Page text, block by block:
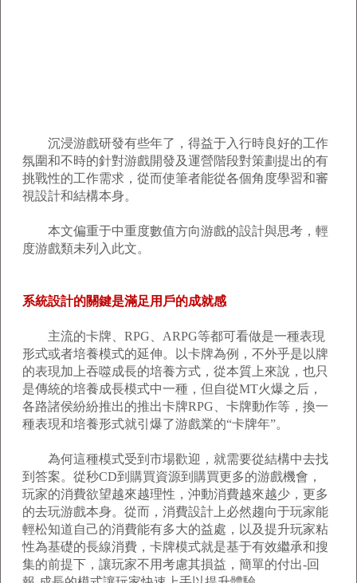
沉浸游戲研發有些年了，得益于入行時良好的工作
氛圍和不時的針對游戲開發及運營階段對策劃提出的有
挑戰性的工作需求，從而使筆者能從各個角度學習和審
視設計和結構本身。
本文偏重于中重度數值方向游戲的設計與思考，輕
度游戲類未列入此文。
系統設計的關鍵是滿足用戶的成就感
主流的卡牌、RPG、ARPG等都可看做是一種表現
形式或者培養模式的延伸。以卡牌為例，不外乎是以牌
的表現加上吞噬成長的培養方式，從本質上來說，也只
是傳統的培養成長模式中一種，但自從MT火爆之后，
各路諸侯紛紛推出的推出卡牌RPG、卡牌動作等，換一
種表現和培養形式就引爆了游戲業的“卡牌年”。
為何這種模式受到市場歡迎，就需要從結構中去找
到答案。從秒CD到購買資源到購買更多的游戲機會，
玩家的消費欲望越來越理性，沖動消費越來越少，更多
的去玩游戲本身。從而，消費設計上必然趨向于玩家能
輕松知道自己的消費能有多大的益處，以及提升玩家粘
性為基礎的長線消費，卡牌模式就是基于有效繼承和搜
集的前提下，讓玩家不用考慮其損益，簡單的付出-回